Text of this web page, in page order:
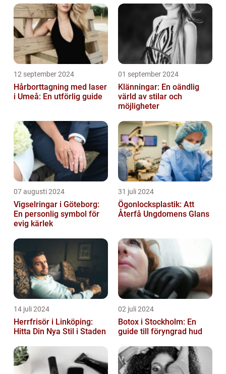
12 september 2024
Hårborttagning med laser
i Umeå: En utförlig guide
01 september 2024
Klänningar: En oändlig
värld av stilar och
möjligheter
07 augusti 2024
Vigselringar i Göteborg:
En personlig symbol för
evig kärlek
31 juli 2024
Ögonlocksplastik: Att
Återfå Ungdomens Glans
14 juli 2024
Herrfrisör i Linköping:
Hitta Din Nya Stil i Staden
02 juli 2024
Botox i Stockholm: En
guide till föryngrad hud